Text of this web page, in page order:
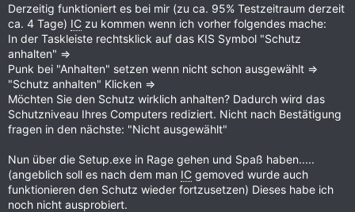
Derzeitig funktioniert es bei mir (zu ca. 95% Testzeitraum derzeit
ca. 4 Tage) IC zu kommen wenn ich vorher folgendes mache:
In der Taskleiste rechtsklick auf das KIS Symbol "Schutz
anhalten" =>
Punk bei "Anhalten" setzen wenn nicht schon ausgewählt =>
"Schutz anhalten" Klicken =>
Möchten Sie den Schutz wirklich anhalten? Dadurch wird das
Schutzniveau Ihres Computers rediziert. Nicht nach Bestätigung
fragen in den nächste: "Nicht ausgewählt"
Nun über die Setup.exe in Rage gehen und Spaß haben.....
(angeblich soll es nach dem man IC gemoved wurde auch
funktionieren den Schutz wieder fortzusetzen) Dieses habe ich
noch nicht ausprobiert.